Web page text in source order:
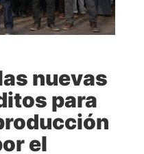
nuevas
para
el